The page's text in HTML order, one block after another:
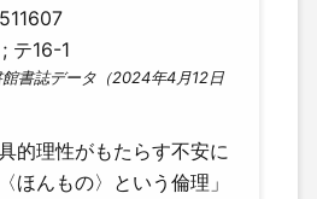
テ16-1
書誌データ（2024年4月12日
的理性がもたらす不安に
ほんもの〉という倫理」